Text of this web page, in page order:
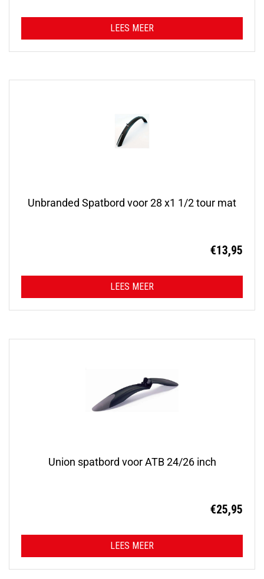
LEES MEER
Unbranded Spatbord voor 28 x1 1/2 tour mat
€13,95
LEES MEER
Union spatbord voor ATB 24/26 inch
€25,95
LEES MEER